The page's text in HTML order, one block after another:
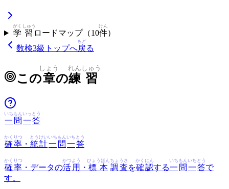
学
がく
習
しゅう
ロードマップ（10件
けん
）
数検3級 トップへ戻
もど
る
この章
しょう
の練
れん
習
しゅう
一
いち
問
もん
一
いっ
答
とう
確率
かくりつ
・ 統計
とうけい
一
いち
問
もん
一
いち
答
とう
確率
かくりつ
・データの活用
かつよう
・ 標本
ひょうほん
調査
ちょうさ
を確認
かくにん
する一
いち
問
もん
一
いち
答
とう
で
す。